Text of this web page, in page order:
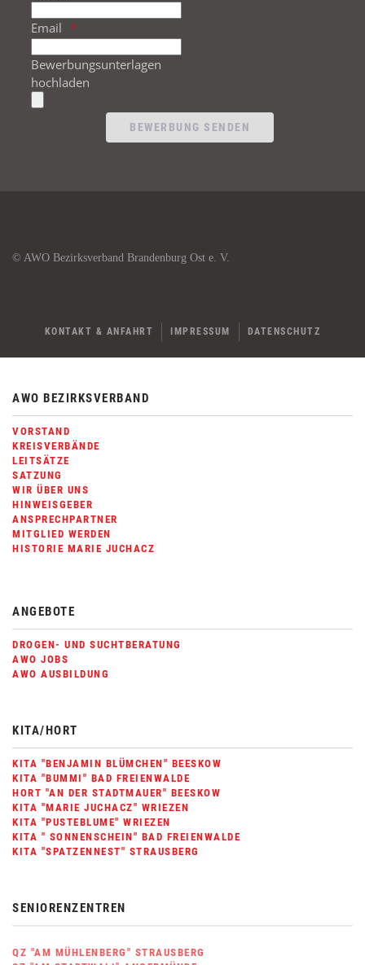
Email
Bewerbungsunterlagen
hochladen
© AWO Bezirksverband Brandenburg Ost e. V.
KONTAKT & ANFAHRT IMPRESSUM DATENSCHUTZ
AWO BEZIRKSVERBAND
VORSTAND
KREISVERBÄNDE
LEITSÄTZE
SATZUNG
WIR ÜBER UNS
HINWEISGEBER
ANSPRECHPARTNER
MITGLIED WERDEN
HISTORIE MARIE JUCHACZ
ANGEBOTE
DROGEN- UND SUCHTBERATUNG
AWO JOBS
AWO AUSBILDUNG
KITA/HORT
KITA "BENJAMIN BLÜMCHEN" BEESKOW
KITA "BUMMI" BAD FREIENWALDE
HORT "AN DER STADTMAUER" BEESKOW
KITA "MARIE JUCHACZ" WRIEZEN
KITA "PUSTEBLUME" WRIEZEN
KITA " SONNENSCHEIN" BAD FREIENWALDE
KITA "SPATZENNEST" STRAUSBERG
SENIORENZENTREN
SZ "AM STADTWALL" ANGERMÜNDE